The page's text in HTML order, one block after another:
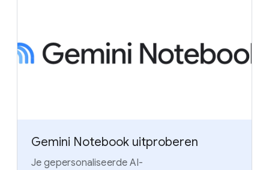
Gemini Notebook uitproberen
Je gepersonaliseerde AI-